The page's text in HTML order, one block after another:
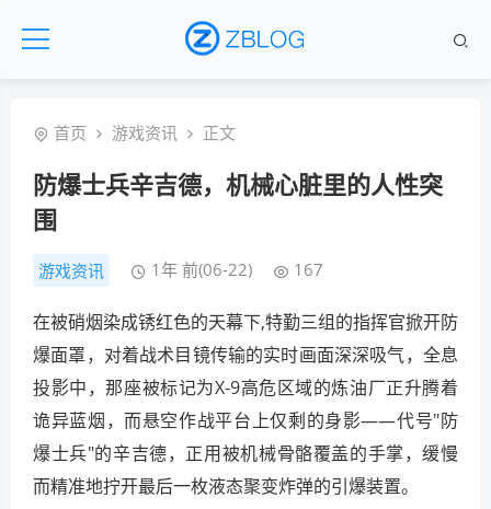
首页 游戏资讯 正文
防爆士兵辛吉德，机械心脏里的人性突
围
游戏资讯 1年 前(06-22) 167
在被硝烟染成锈红色的天幕下,特勤三组的指挥官掀开防
爆面罩，对着战术目镜传输的实时画面深深吸气，全息
投影中，那座被标记为X-9高危区域的炼油厂正升腾着
诡异蓝烟，而悬空作战平台上仅剩的身影——代号"防
爆士兵"的辛吉德，正用被机械骨骼覆盖的手掌，缓慢
而精准地拧开最后一枚液态聚变炸弹的引爆装置。